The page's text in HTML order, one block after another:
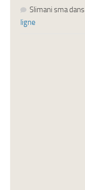
Slimani smadans
ligne